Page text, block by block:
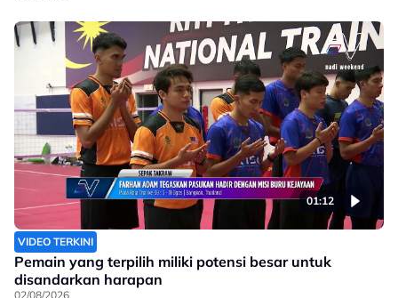
01:12
VIDEO TERKINI
Pemain yang terpilih miliki potensi besar untuk
disandarkan harapan
02/08/2026